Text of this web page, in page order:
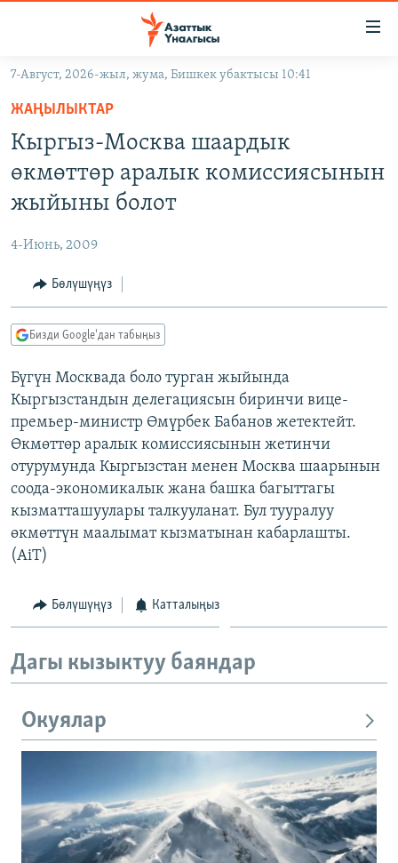
Навигацияга
өтүңүз
Издөөгө
салыңызКЫРГЫЗСТАН
САЯСАТ
МАДАНИЯТ
ДҮЙНӨ
ДҮЙНӨ
УКРАИНА
ТВ ПРОГРАММАЛАР
БҮГҮН АЗАТТЫКТА
ДАНИСТЕ
АЗАТТЫК+
ЫҢГАЙСЫЗ СУРООЛОР
ПОДКАСТ
ОНЛАЙН ШЕРИНЕ
ЭЕ/АРнун бардык сайттары
7-Август, 2026-жыл, жума, Бишкек убактысы 10:41
ЖАҢЫЛЫКТАР
Кыргыз-Москва шаардык
өкмөттөр аралык комиссиясынын
жыйыны болот
4-Июнь, 2009
Бөлүшүңүз
Бизди Google'дан табыңыз
Бүгүн Москвада боло турган жыйында
Кыргызстандын делегациясын биринчи вице-
премьер-министр Өмүрбек Бабанов жетектейт.
Өкмөттөр аралык комиссиясынын жетинчи
отурумунда Кыргызстан менен Москва шаарынын
соода-экономикалык жана башка багыттагы
кызматташуулары талкууланат. Бул тууралуу
өкмөттүн маалымат кызматынан кабарлашты.
(AiT)
Бөлүшүңүз Катталыңыз
Дагы кызыктуу баяндар
Окуялар